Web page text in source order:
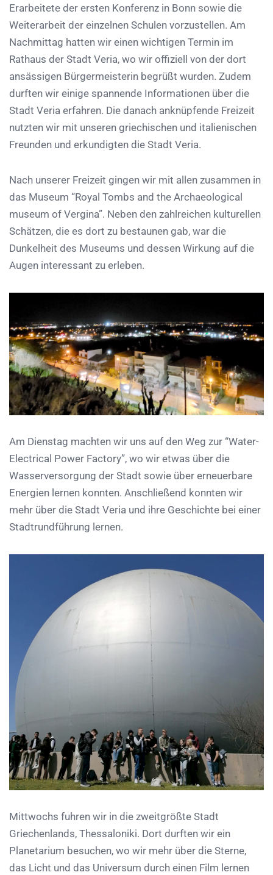
Erarbeitete der ersten Konferenz in Bonn sowie die
Weiterarbeit der einzelnen Schulen vorzustellen. Am
Nachmittag hatten wir einen wichtigen Termin im
Rathaus der Stadt Veria, wo wir offiziell von der dort
ansässigen Bürgermeisterin begrüßt wurden. Zudem
durften wir einige spannende Informationen über die
Stadt Veria erfahren. Die danach anknüpfende Freizeit
nutzten wir mit unseren griechischen und italienischen
Freunden und erkundigten die Stadt Veria.
Nach unserer Freizeit gingen wir mit allen zusammen in
das Museum “Royal Tombs and the Archaeological
museum of Vergina”. Neben den zahlreichen kulturellen
Schätzen, die es dort zu bestaunen gab, war die
Dunkelheit des Museums und dessen Wirkung auf die
Augen interessant zu erleben.
Am Dienstag machten wir uns auf den Weg zur “Water-
Electrical Power Factory”, wo wir etwas über die
Wasserversorgung der Stadt sowie über erneuerbare
Energien lernen konnten. Anschließend konnten wir
mehr über die Stadt Veria und ihre Geschichte bei einer
Stadtrundführung lernen.
Mittwochs fuhren wir in die zweitgrößte Stadt
Griechenlands, Thessaloniki. Dort durften wir ein
Planetarium besuchen, wo wir mehr über die Sterne,
das Licht und das Universum durch einen Film lernen